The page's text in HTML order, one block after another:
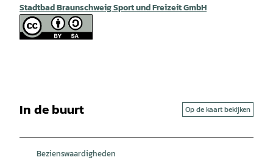
Stadtbad Braunschweig Sport und Freizeit GmbH
In de buurt Op de kaart bekijken
Bezienswaardigheden